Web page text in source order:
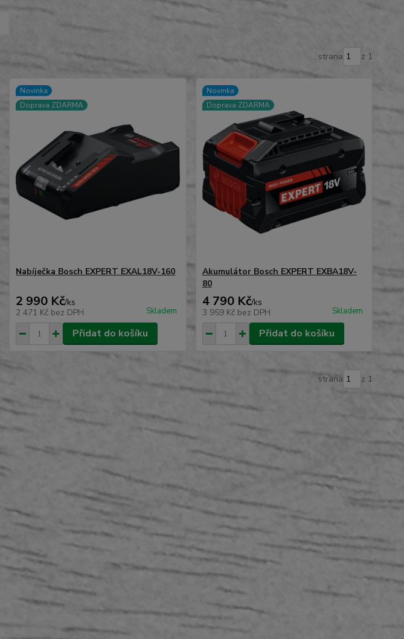
strana z 1
Novinka
Doprava ZDARMA
Nabíječka Bosch EXPERT EXAL18V-160
2 990 Kč/ks
2 471 Kč bez DPH Skladem
Přidat do košíku
Novinka
Doprava ZDARMA
Akumulátor Bosch EXPERT EXBA18V-
80
4 790 Kč/ks
3 959 Kč bez DPH Skladem
Přidat do košíku
strana z 1